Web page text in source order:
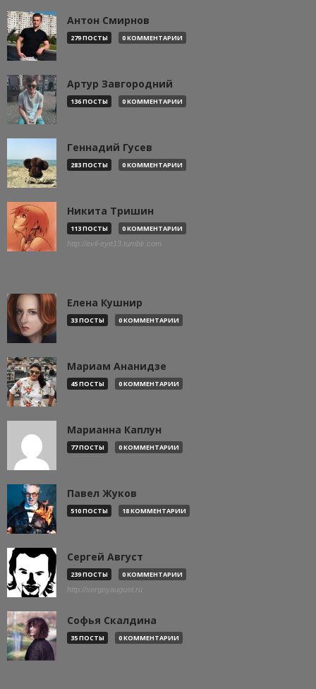
Антон Смирнов
279 ПОСТЫ 0 КОММЕНТАРИИ
Артур Завгородний
136 ПОСТЫ 0 КОММЕНТАРИИ
Геннадий Гусев
283 ПОСТЫ 0 КОММЕНТАРИИ
Никита Тришин
113 ПОСТЫ 0 КОММЕНТАРИИ
http://evil-eye13.tumblr.com
Елена Кушнир
33 ПОСТЫ 0 КОММЕНТАРИИ
Мариам Ананидзе
45 ПОСТЫ 0 КОММЕНТАРИИ
Марианна Каплун
77 ПОСТЫ 0 КОММЕНТАРИИ
Павел Жуков
510 ПОСТЫ 18 КОММЕНТАРИИ
Сергей Август
239 ПОСТЫ 0 КОММЕНТАРИИ
http://sergeyaugust.ru
Софья Скалдина
35 ПОСТЫ 0 КОММЕНТАРИИ